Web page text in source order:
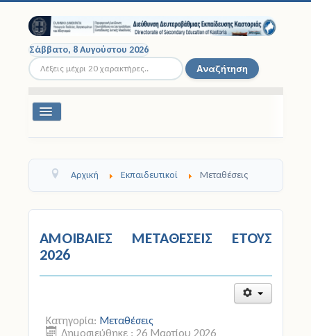
Σάββατο, 8 Αυγούστου 2026
Αναζήτηση... Αναζήτηση
Εναλλαγή
Μαθητές
Σχολικές Εκδρομές
Αρχική Εκπαιδευτικοί Μεταθέσεις
ΑΜΟΙΒΑΙΕΣ ΜΕΤΑΘΕΣΕΙΣ ΕΤΟΥΣ
2026
Κατηγορία: Μεταθέσεις
Δημοσιεύθηκε : 26 Μαρτίου 2026